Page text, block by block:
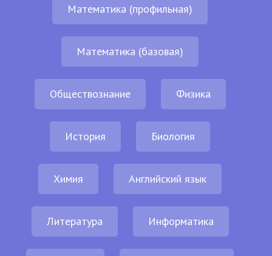
Математика (профильная)
Математика (базовая)
Обществознание Физика
История Биология
Химия Английский язык
Литература Информатика